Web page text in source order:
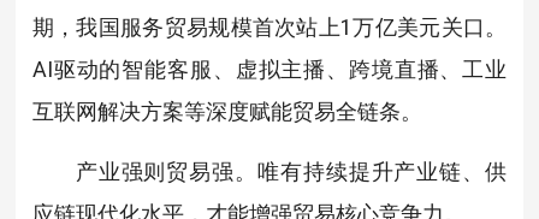
期，我国服务贸易规模首次站上1万亿美元关口。
AI驱动的智能客服、虚拟主播、跨境直播、工业
互联网解决方案等深度赋能贸易全链条。
产业强则贸易强。唯有持续提升产业链、供
应链现代化水平，才能增强贸易核心竞争力。